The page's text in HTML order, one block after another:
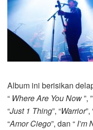
Album ini berisikan
“ Where Are You Now”, ”
“Just 1 Thing”, “Warrior”,
“Amor Ciego”, dan “ I’m